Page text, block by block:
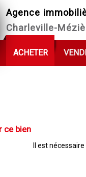
Agence
Charleville-
ACHETER
ce bien
Il est